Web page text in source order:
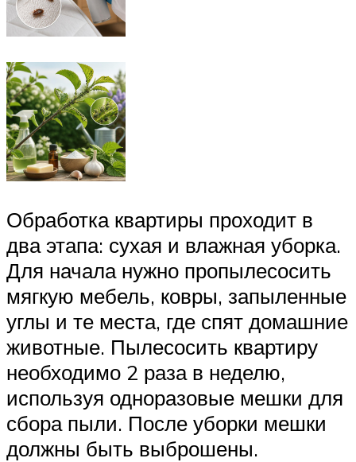
Обработка квартиры проходит в
два этапа: сухая и влажная уборка.
Для начала нужно пропылесосить
мягкую мебель, ковры, запыленные
углы и те места, где спят домашние
животные. Пылесосить квартиру
необходимо 2 раза в неделю,
используя одноразовые мешки для
сбора пыли. После уборки мешки
должны быть выброшены.